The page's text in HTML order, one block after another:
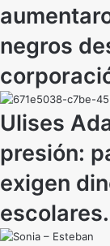
negros
Ulises
presión:
exigen
escolares.